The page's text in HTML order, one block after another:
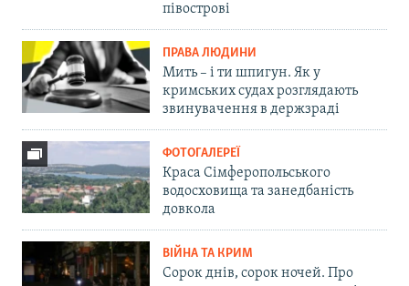
півострові
ПРАВА ЛЮДИНИ
Мить – і ти шпигун. Як у
кримських судах розглядають
звинувачення в держзраді
ФОТОГАЛЕРЕЇ
Краса Сімферопольського
водосховища та занедбаність
довкола
ВІЙНА ТА КРИМ
Сорок днів, сорок ночей. Про